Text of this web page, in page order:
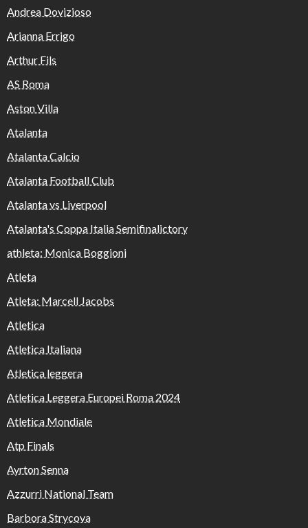
Andrea Dovizioso
Arianna Errigo
Arthur Fils
AS Roma
Aston Villa
Atalanta
Atalanta Calcio
Atalanta Football Club
Atalanta vs Liverpool
Atalanta's Coppa Italia Semifinalictory
athleta: Monica Boggioni
Atleta
Atleta: Marcell Jacobs
Atletica
Atletica Italiana
Atletica leggera
Atletica Leggera Europei Roma 2024
Atletica Mondiale
Atp Finals
Ayrton Senna
Azzurri National Team
Barbora Strycova